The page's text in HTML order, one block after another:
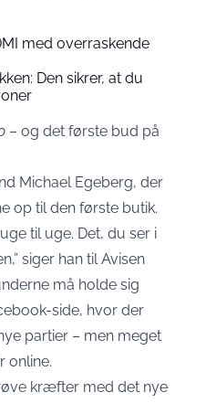
med overraskende
Den sikrer, at du
– og det første bud på
Michael Egeberg, der
op til den første butik.
til uge. Det, du ser i
siger han tilAvisen
må holde sig
side, hvor der
partier – men meget
online.
kræfter med det nye